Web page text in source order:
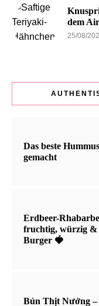
dem
25/08/
Das beste
gemacht
Erdbeer-
fruchtig, würzig &
Burger 🍓
Bún Thịt Nướng –